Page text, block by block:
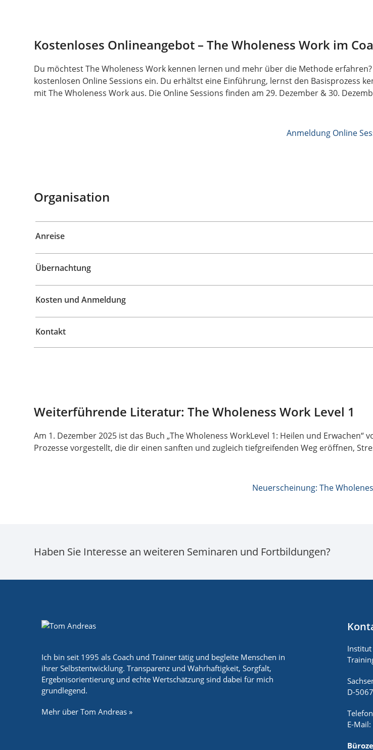
Kostenloses Onlineangebot – The Wholeness Work im
Du möchtest The Wholeness Work kennen lernen und mehr über die Methode
kostenlosen Online Sessions ein. Du erhältst eine Einführung, lernst den Basisprozess
mit The Wholeness Work aus. Die Online Sessions finden am 29. Dezember & 30.
Anmeldung Online
Organisation
Anreise
Übernachtung
Kosten und Anmeldung
Kontakt
Weiterführende Literatur: The Wholeness Work Level 1
Am 1. Dezember 2025 ist das Buch „The Wholeness WorkLevel 1: Heilen und
Prozesse vorgestellt, die dir einen sanften und zugleich tiefgreifenden Weg eröffnen,
Neuerscheinung: The
Haben Sie Interesse an weiteren Seminaren und Fortbildungen?
Ich bin seit 1995 als Coach und Trainer tätig und begleite Menschen in
ihrer Selbstentwicklung. Transparenz und Wahrhaftigkeit, Sorgfalt,
Ergebnisorientierung und echte Wertschätzung sind dabei für mich
grundlegend.
Mehr über Tom Andreas »
Institut
D-
E-Mail: